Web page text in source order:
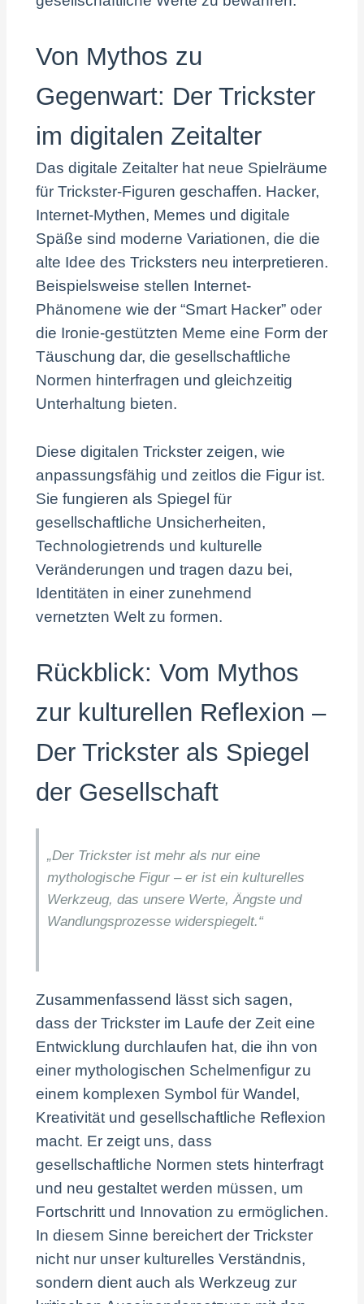
Von Mythos zu
Gegenwart: Der Trickster
im digitalen Zeitalter
Das digitale Zeitalter hat neue Spielräume
für Trickster-Figuren geschaffen. Hacker,
Internet-Mythen, Memes und digitale
Späße sind moderne Variationen, die die
alte Idee des Tricksters neu interpretieren.
Beispielsweise stellen Internet-
Phänomene wie der “Smart Hacker” oder
die Ironie-gestützten Meme eine Form der
Täuschung dar, die gesellschaftliche
Normen hinterfragen und gleichzeitig
Unterhaltung bieten.
Diese digitalen Trickster zeigen, wie
anpassungsfähig und zeitlos die Figur ist.
Sie fungieren als Spiegel für
gesellschaftliche Unsicherheiten,
Technologietrends und kulturelle
Veränderungen und tragen dazu bei,
Identitäten in einer zunehmend
vernetzten Welt zu formen.
Rückblick: Vom Mythos
zur kulturellen Reflexion –
Der Trickster als Spiegel
der Gesellschaft
„Der Trickster ist mehr als nur eine
mythologische Figur – er ist ein kulturelles
Werkzeug, das unsere Werte, Ängste und
Wandlungsprozesse widerspiegelt.“
Zusammenfassend lässt sich sagen,
dass der Trickster im Laufe der Zeit eine
Entwicklung durchlaufen hat, die ihn von
einer mythologischen Schelmenfigur zu
einem komplexen Symbol für Wandel,
Kreativität und gesellschaftliche Reflexion
macht. Er zeigt uns, dass
gesellschaftliche Normen stets hinterfragt
und neu gestaltet werden müssen, um
Fortschritt und Innovation zu ermöglichen.
In diesem Sinne bereichert der Trickster
nicht nur unser kulturelles Verständnis,
sondern dient auch als Werkzeug zur